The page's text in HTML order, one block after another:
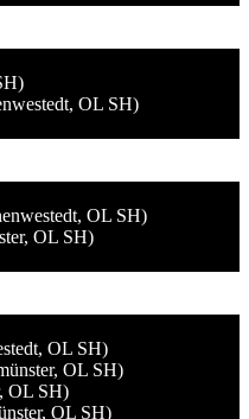
OL SH)
OL SH)
OL SH)
OL SH)
OL SH)
OL SH)
OL SH)